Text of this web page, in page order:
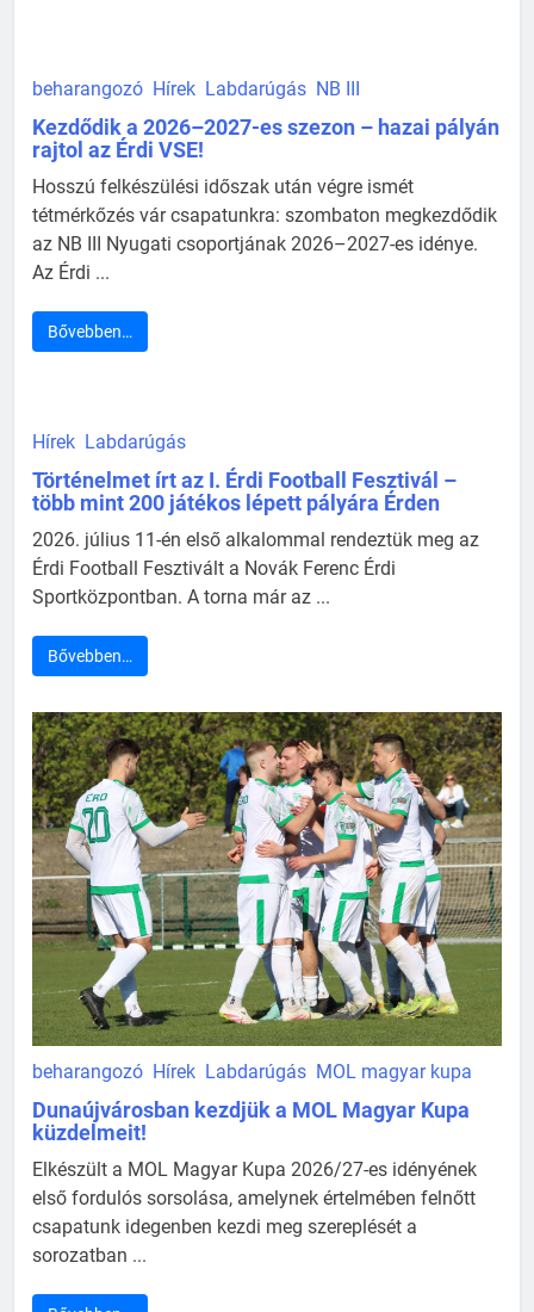
beharangozó Hírek Labdarúgás NB III
Kezdődik a 2026–2027-es szezon – hazai pályán
rajtol az Érdi VSE!
Hosszú felkészülési időszak után végre ismét
tétmérkőzés vár csapatunkra: szombaton megkezdődik
az NB III Nyugati csoportjának 2026–2027-es idénye.
Az Érdi ...
Bővebben…
Hírek Labdarúgás
Történelmet írt az I. Érdi Football Fesztivál –
több mint 200 játékos lépett pályára Érden
2026. július 11-én első alkalommal rendeztük meg az
Érdi Football Fesztivált a Novák Ferenc Érdi
Sportközpontban. A torna már az ...
Bővebben…
beharangozó Hírek Labdarúgás MOL magyar kupa
Dunaújvárosban kezdjük a MOL Magyar Kupa
küzdelmeit!
Elkészült a MOL Magyar Kupa 2026/27-es idényének
első fordulós sorsolása, amelynek értelmében felnőtt
csapatunk idegenben kezdi meg szereplését a
sorozatban ...